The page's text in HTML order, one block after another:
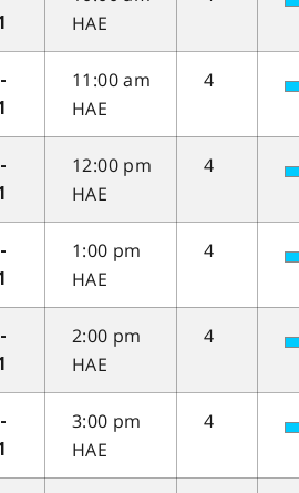
HAE
11:00 am
HAE
4
12:00 pm
HAE
4
1:00 pm
HAE
4
2:00 pm
HAE
4
3:00 pm
HAE
4